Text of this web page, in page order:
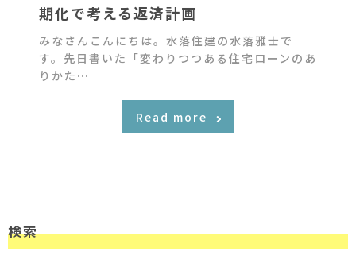
期化で考える返済計画
みなさんこんにちは。水落住建の水落雅士で
す。先日書いた「変わりつつある住宅ローンのあ
りかた…
Read more
検索